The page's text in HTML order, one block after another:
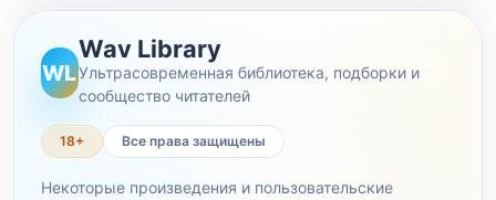
WL
Wav Library
Ультрасовременная библиотека, подборки и
сообщество читателей
18+ Все права защищены
Некоторые произведения и пользовательские